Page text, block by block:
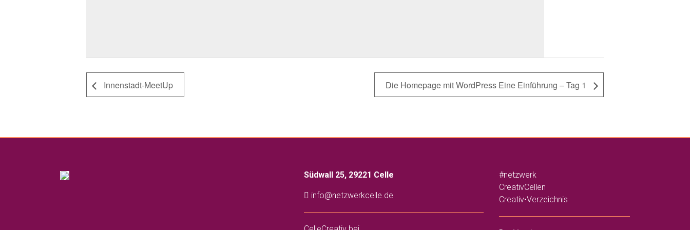
Innenstadt-MeetUp Die Homepage mit WordPress Eine Einführung – Tag 1
Südwall 25, 29221 Celle
info@netzwerkcelle.de
#netzwerk
CreativCellen
Creativ•Verzeichnis